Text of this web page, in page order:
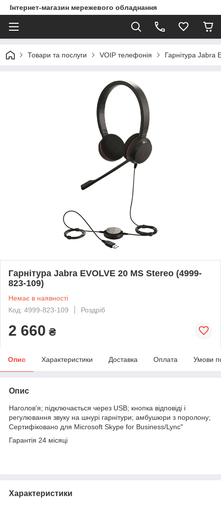
Інтернет-магазин мережевого обладнання
Товари та послуги VOIP телефонія Гарнітура Jabra
Гарнітура Jabra EVOLVE 20 MS Stereo (4999-
823-109)
Немає в наявності
Код: 4999-823-109
Роздріб
2 660 ₴
Опис Характеристики Доставка Оплата Умови
Опис
Наголов'я; підключається через USB; кнопка відповіді і
регулювання звуку на шнурі гарнітури; амбушюри з поролону;
Сертифіковано для Microsoft Skype for Business/Lync"
Гарантія 24 місяці
Характеристики